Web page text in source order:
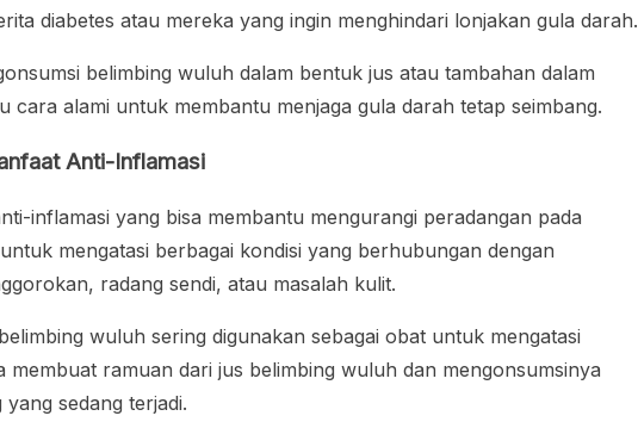
diabetes atau mereka yang ingin menghindari lonjakan gula darah.
belimbing wuluh dalam bentuk jus atau tambahan dalam
cara alami untuk membantu menjaga gula darah tetap seimbang.
Anti-Inflamasi
inflamasi yang bisa membantu mengurangi peradangan pada
mengatasi berbagai kondisi yang berhubungan dengan
radang sendi, atau masalah kulit.
wuluh sering digunakan sebagai obat untuk mengatasi
membuat ramuan dari jus belimbing wuluh dan mengonsumsinya
sedang terjadi.